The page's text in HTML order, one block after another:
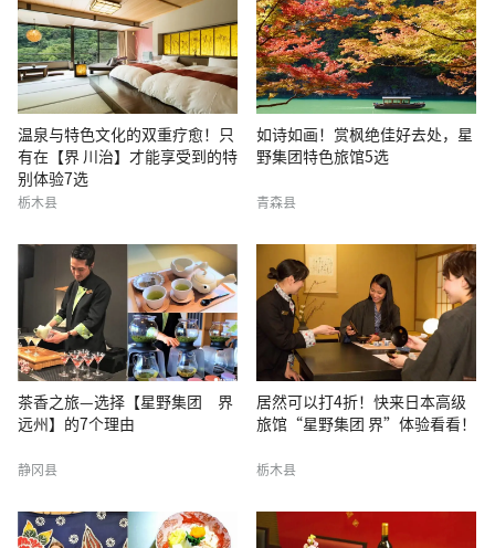
温泉与特色文化的双重疗愈！只
有在【界 川治】才能享受到的特
别体验7选
栃木县
如诗如画！赏枫绝佳好去处，星
野集团特色旅馆5选
青森县
茶香之旅—选择【星野集团 界
远州】的7个理由
静冈县
居然可以打4折！快来日本高级
旅馆“星野集团 界”体验看看！
栃木县